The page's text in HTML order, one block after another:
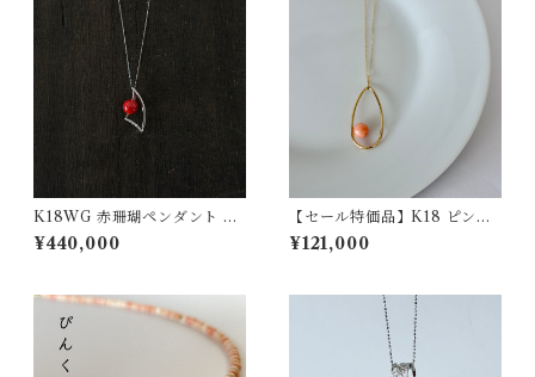
K18WG 赤珊瑚ペンダント D
0.05 pd-43
¥440,000
【セール特価品】K18 ピンク
珊瑚ペンダント pd-47
¥121,000